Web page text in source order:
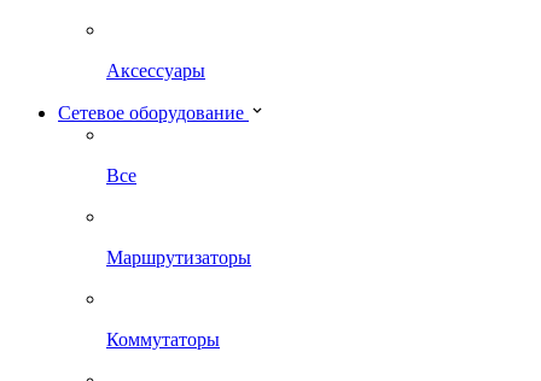
Аксессуары
Сетевое оборудование
Все
Маршрутизаторы
Коммутаторы